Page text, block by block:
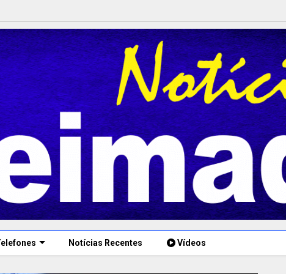
Notícias Recentes Vídeos